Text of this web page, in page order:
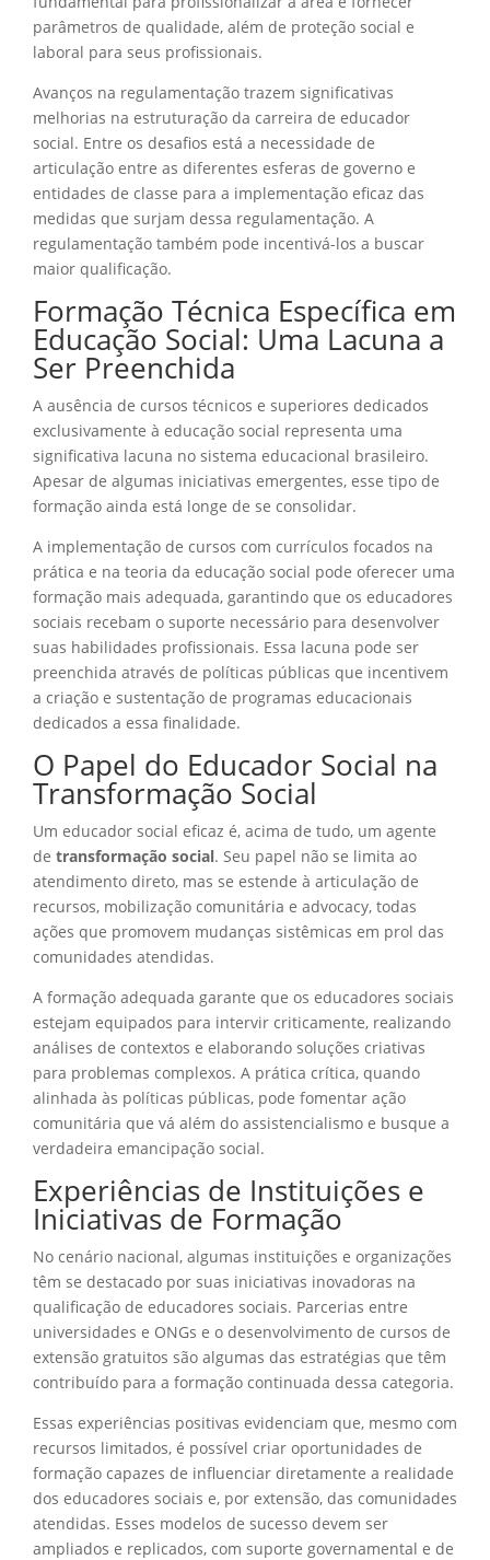
parâmetros de qualidade, além de proteção social e
laboral para seus profissionais.
Avanços na regulamentação trazem significativas
melhorias na estruturação da carreira de educador
social. Entre os desafios está a necessidade de
articulação entre as diferentes esferas de governo e
entidades de classe para a implementação eficaz das
medidas que surjam dessa regulamentação. A
regulamentação também pode incentivá-los a buscar
maior qualificação.
Formação Técnica Específica em
Educação Social: Uma Lacuna a
Ser Preenchida
A ausência de cursos técnicos e superiores dedicados
exclusivamente à educação social representa uma
significativa lacuna no sistema educacional brasileiro.
Apesar de algumas iniciativas emergentes, esse tipo de
formação ainda está longe de se consolidar.
A implementação de cursos com currículos focados na
prática e na teoria da educação social pode oferecer uma
formação mais adequada, garantindo que os educadores
sociais recebam o suporte necessário para desenvolver
suas habilidades profissionais. Essa lacuna pode ser
preenchida através de políticas públicas que incentivem
a criação e sustentação de programas educacionais
dedicados a essa finalidade.
O Papel do Educador Social na
Transformação Social
Um educador social eficaz é, acima de tudo, um agente
de transformação social. Seu papel não se limita ao
atendimento direto, mas se estende à articulação de
recursos, mobilização comunitária e advocacy, todas
ações que promovem mudanças sistêmicas em prol das
comunidades atendidas.
A formação adequada garante que os educadores sociais
estejam equipados para intervir criticamente, realizando
análises de contextos e elaborando soluções criativas
para problemas complexos. A prática crítica, quando
alinhada às políticas públicas, pode fomentar ação
comunitária que vá além do assistencialismo e busque a
verdadeira emancipação social.
Experiências de Instituições e
Iniciativas de Formação
No cenário nacional, algumas instituições e organizações
têm se destacado por suas iniciativas inovadoras na
qualificação de educadores sociais. Parcerias entre
universidades e ONGs e o desenvolvimento de cursos de
extensão gratuitos são algumas das estratégias que têm
contribuído para a formação continuada dessa categoria.
Essas experiências positivas evidenciam que, mesmo com
recursos limitados, é possível criar oportunidades de
formação capazes de influenciar diretamente a realidade
dos educadores sociais e, por extensão, das comunidades
atendidas. Esses modelos de sucesso devem ser
ampliados e replicados, com suporte governamental e de